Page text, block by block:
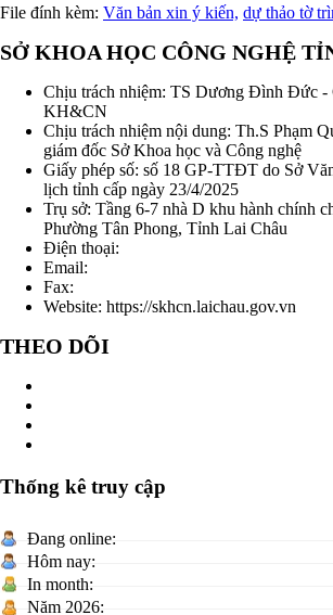
File đính kèm: Văn bản xin ý kiến, dự thảo tờ
SỞ KHOA HỌC CÔNG NGHỆ
Chịu trách nhiệm: TS Dương Đình Đức -
KH&CN
Chịu trách nhiệm nội dung: Th.S Phạm
giám đốc Sở Khoa học và Công nghệ
Giấy phép số: số 18 GP-TTĐT do Sở
lịch tỉnh cấp ngày 23/4/2025
Trụ sở: Tầng 6-7 nhà D khu hành chính
Phường Tân Phong, Tỉnh Lai Châu
Điện thoại:
Email:
Fax:
Website: https://skhcn.laichau.gov.vn
THEO DÕI
Thống kê truy cập
Đang online:
Hôm nay:
In month:
Năm 2026: